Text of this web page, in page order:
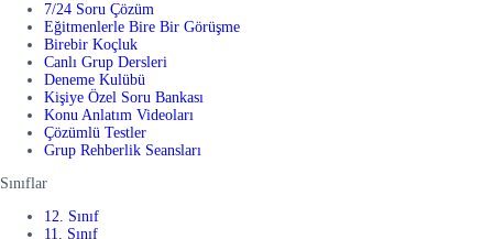
7/24 Soru Çözüm
Eğitmenlerle Bire Bir Görüşme
Birebir Koçluk
Canlı Grup Dersleri
Deneme Kulübü
Kişiye Özel Soru Bankası
Konu Anlatım Videoları
Çözümlü Testler
Grup Rehberlik Seansları
Sınıflar
12. Sınıf
11. Sınıf